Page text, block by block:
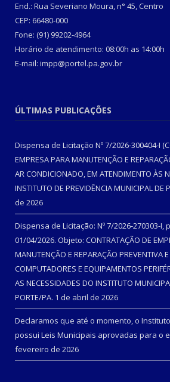
End.: Rua Severiano Moura, n° 45, Centro
CEP: 66480-000
Fone: (91) 99202-4964
Horário de atendimento: 08:00h as 14:00h
E-mail: impp@portel.pa.gov.br
ÚLTIMAS PUBLICAÇÕES
Dispensa de Licitação Nº 7/2026-300404-I
EMPRESA PARA MANUTENÇÃO E
AR CONDICIONADO, EM ATENDIMENTO ÀS
INSTITUTO DE PREVIDÊNCIA MUNICIPAL DE
de 2026
Dispensa de Licitação: Nº 7/2026-270303-I,
01/04/2026. Objeto: CONTRATAÇÃO DE
MANUTENÇÃO E REPARAÇÃO PREVENTIVA
COMPUTADORES E EQUIPAMENTOS
AS NECESSIDADES DO INSTITUTO
PORTE/PA. 1 de abril de 2026
Declaramos que até o momento, o
possui Leis Municipais aprovadas para o
fevereiro de 2026